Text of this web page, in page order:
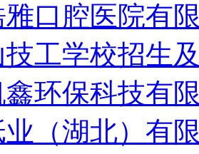
口腔医院有
工学校招生
鑫环保科技有
（湖北）有